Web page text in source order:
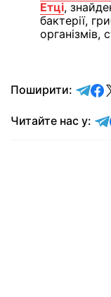
Етці,
бактерії,
організмів,
Поширити:
Читайте нас у: